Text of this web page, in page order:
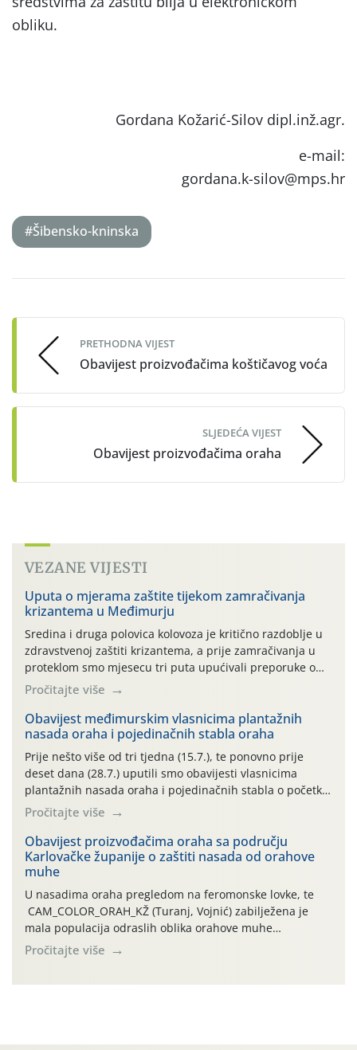
obliku.
Gordana Kožarić-Silov dipl.inž.agr.
e-mail:
gordana.k-silov@mps.hr
#Šibensko-kninska
navigation
PRETHODNA VIJEST
Obavijest proizvođačima koštičavog voća
SLJEDEĆA VIJEST
Obavijest proizvođačima oraha
VEZANE VIJESTI
Uputa o mjerama zaštite tijekom zamračivanja
krizantema u Međimurju
Sredina i druga polovica kolovoza je kritično razdoblje u
zdravstvenoj zaštiti krizantema, a prije zamračivanja u
proteklom smo mjesecu tri puta upućivali preporuke o
preventivnim mjerama zaštite krizantema od najčešćih
uzročnika bolesti, štetnika i fito-fagnih grinja (23.7., 14.7.,
06.7.)! Na početku ovog mjeseca je zabilježeno je
povijesno i ekstremno vruće meteorološko razdoblje, uz
najviše temperature […]
Pročitajte više
Obavijest međimurskim vlasnicima plantažnih
nasada oraha i pojedinačnih stabla oraha
Prije nešto više od tri tjedna (15.7.), te ponovno prije
deset dana (28.7.) uputili smo obavijesti vlasnicima
plantažnih nasada oraha i pojedinačnih stabla o početku
leta i ovogodišnjoj potrebi usmjerenog suzbijanja
orahove muhe (Rhagoletis completa)! Već dvanaest dana
traje drugi ovogodišnji “toplinski udar”, koji naročito
izražen zadnja šest dana (31.7.-05.8.), jer najviše
temperature zraka svakodnevno […]
Pročitajte više
Obavijest proizvođačima oraha sa području
Karlovačke županije o zaštiti nasada od orahove
muhe
U nasadima oraha pregledom na feromonske lovke, te
CAM_COLOR_ORAH_KŽ (Turanj, Vojnić) zabilježena je
mala populacija odraslih oblika orahove muhe
(Rhagoletis completa). Niska brojnost može se objasniti
činjenicom da je riječ o mladim nasadima s vrlo malim
Pročitajte više